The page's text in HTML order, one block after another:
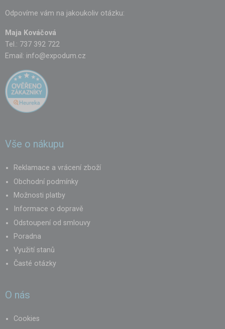
Odpovíme vám na jakoukoliv otázku:
Maja Kováčová
Tel.: 737 392 722
Email: info@expodum.cz
Vše o nákupu
Reklamace a vrácení zboží
Obchodní podmínky
Možnosti platby
Informace o dopravě
Odstoupení od smlouvy
Poradna
Využití stanů
Časté otázky
O nás
Cookies